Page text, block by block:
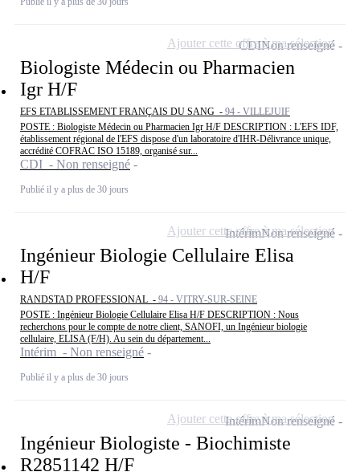
Biologiste Médecin ou Pharmacien
Igr H/F
EFS ETABLISSEMENT FRANÇAIS DU SANG - 94 - VILLEJUIF
POSTE : Biologiste Médecin ou Pharmacien Igr H/F DESCRIPTION : L'EFS IDF,
établissement régional de l'EFS dispose d'un laboratoire d'IHR-Délivrance unique,
accrédité COFRAC ISO 15189, organisé sur...
CDI - Non renseigné
Publié il y a plus de 30 jours
CDINon renseigné
Ajouter cette offre à ma sélection
Ingénieur Biologie Cellulaire Elisa
H/F
RANDSTAD PROFESSIONAL - 94 - VITRY-SUR-SEINE
POSTE : Ingénieur Biologie Cellulaire Elisa H/F DESCRIPTION : Nous
recherchons pour le compte de notre client, SANOFI, un Ingénieur biologie
cellulaire, ELISA (F/H). Au sein du département...
Intérim - Non renseigné
Publié il y a plus de 30 jours
IntérimNon renseigné
Ajouter cette offre à ma sélection
Ingénieur Biologiste - Biochimiste
R2851142 H/F
IntérimNon renseigné
Ajouter cette offre à ma sélection